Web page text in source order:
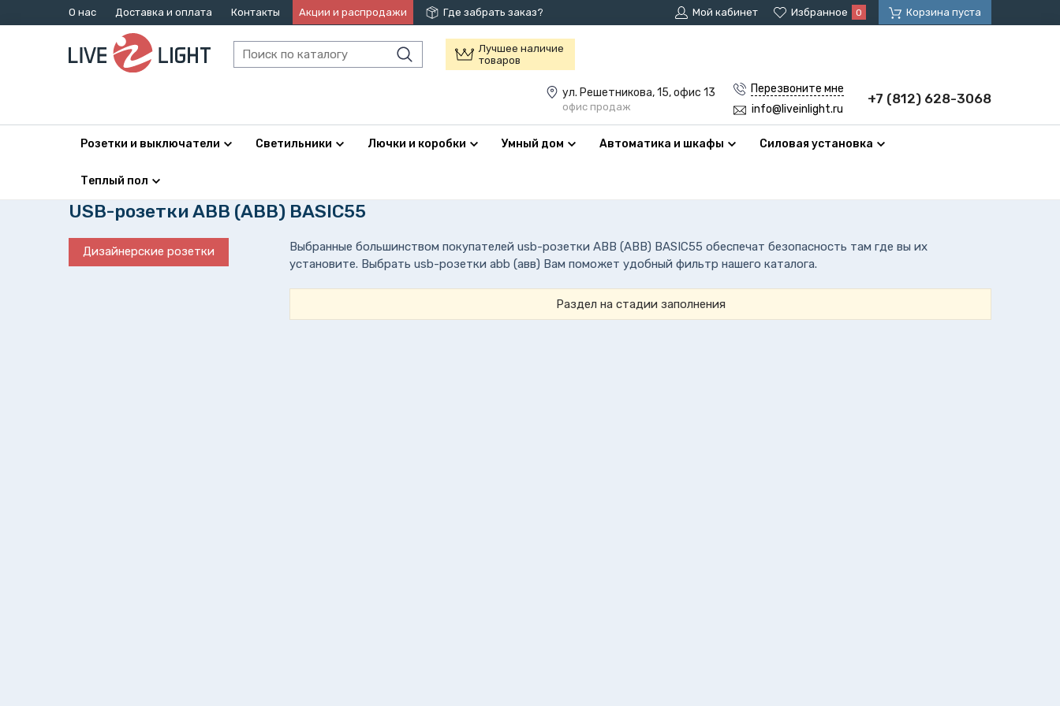
О нас Доставка и оплата Контакты Акции и распродажи Где забрать заказ? Мой кабинет Избранное 0 Корзина пуста
Лучшее наличие
товаров
ул. Решетникова, 15, офис 13
офис продаж
Перезвоните мне
info@liveinlight.ru
+7 (812) 628-3068
Розетки и выключатели Светильники Лючки и коробки Умный дом Автоматика и шкафы Силовая установка
Теплый пол
USB-розетки ABB (АВВ) BASIC55
Дизайнерские розетки
Выбранные большинством покупателей usb-розетки ABB (АВВ) BASIC55 обеспечат безопасность там где вы их
установите. Выбрать usb-розетки abb (авв) Вам поможет удобный фильтр нашего каталога.
Раздел на стадии заполнения